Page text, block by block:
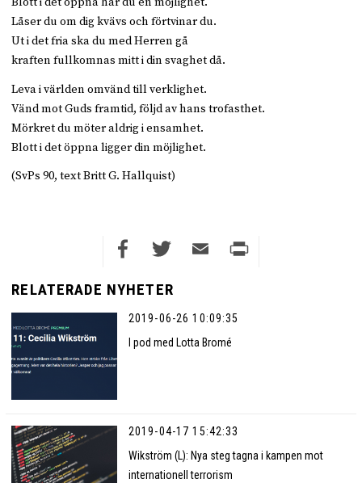
RELATERADE NYHETER
2019-06-26 10:09:35
I pod med Lotta Bromé
2019-04-17 15:42:33
Wikström (L): Nya steg tagna i kampen mot
internationell terrorism
Låser du om dig kvävs och förtvinar du.
Ut i det fria ska du med Herren gå
kraften fullkomnas mitt i din svaghet då.
Leva i världen omvänd till verklighet.
Vänd mot Guds framtid, följd av hans trofasthet.
Mörkret du möter aldrig i ensamhet.
Blott i det öppna ligger din möjlighet.
(SvPs 90, text Britt G. Hallquist)
Facebook
Twitter
Email